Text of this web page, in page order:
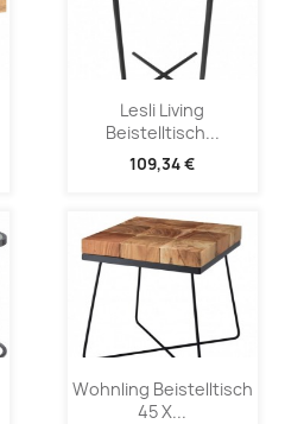
Lesli Living
Beistelltisch...
109,34 €
Wohnling Beistelltisch
45 X...